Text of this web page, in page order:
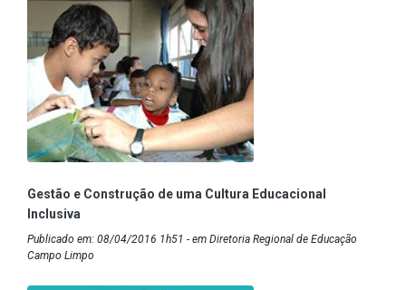
Gestão e Construção de uma Cultura Educacional
Inclusiva
Publicado em: 08/04/2016 1h51 - em Diretoria Regional de Educação
Campo Limpo